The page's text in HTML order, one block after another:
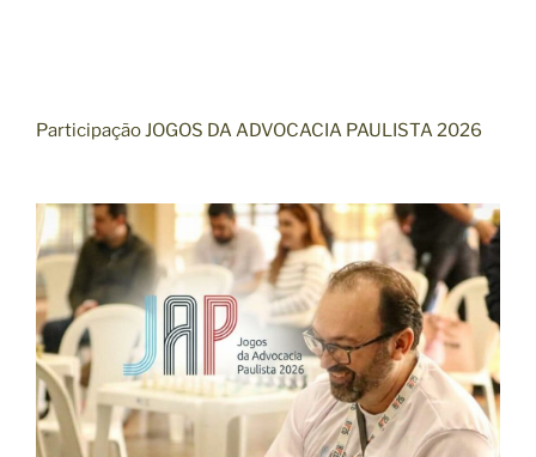
Participação JOGOS DA ADVOCACIA PAULISTA 2026